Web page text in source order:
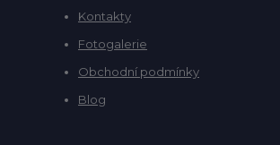
Kontakty
Fotogalerie
Obchodní podmínky
Blog